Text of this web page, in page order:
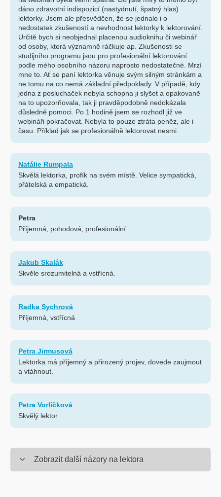
dáno zdravotní indispozicí (nastydnutí, špatný hlas)
lektorky. Jsem ale přesvědčen, že se jednalo i o
nedostatek zkušeností a nevhodnost lektorky k lektorování.
Určitě bych si neobjednal placenou audioknihu či webinář
od osoby, která významně ráčkuje ap. Zkušenosti se
studijního programu jsou pro profesionální lektorování
podle mého osobního názoru naprosto nedostatečné. Mrzí
mne to. Ať se paní lektorka věnuje svým silným stránkám a
ne tomu na co nemá základní předpoklady. V případě, kdy
jedna z posluchaček nebyla schopna ji slyšet a opakovaně
na to upozorňovala, tak ji pravděpodobně nedokázala
důsledně pomoci. Po 1 hodině jsem se rozhodl již ve
webináři pokračovat. Nebyla to pouze ztráta peněz, ale i
času. Příklad jak se profesionálně lektorovat nesmi.
Natálie Rumpala
Skvělá lektorka, profík na svém místě. Velice sympatická,
přátelská a empatická.
Petra
Příjemná, pohodová, profesionální
Jakub Skalák
Skvěle srozumitelná a vstřícná.
Radka Sychrová
Příjemná, vstřícná
Petra Jirmusová
Lektorka má příjemný a přirozený projev, dovede zaujmout
a vtáhnout.
Petra Vorlíčková
Skvělý lektor
Zobrazit další názory na lektora